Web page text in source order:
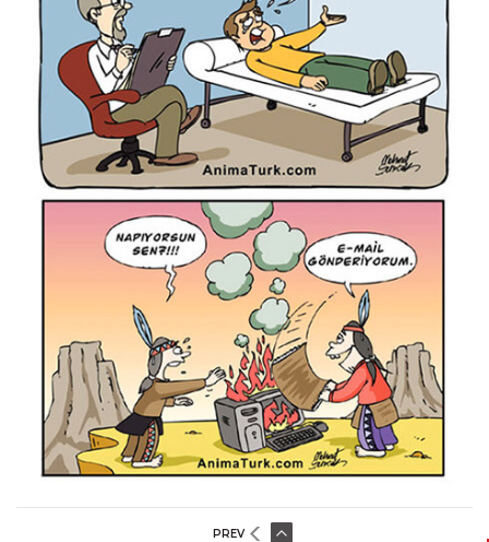
Mehmet Selçuk
Mehmet Şenocak
Mehmet Tevlim
Mete Arif Tokmak
Metin Ertem
Metin Peker
Muammer Bilen
Muammer Kotbaş
Murat Özmenek
Murteza Albayrak
Mehmet Saim Bilge
Muammer Olcay
Muhittin Köroğlu
Musa Gümüş
Mustafa Bora
Mehmet Zeber
Mümin Bayram
PREV